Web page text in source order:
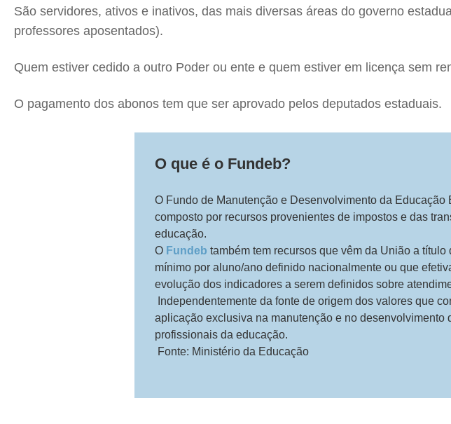
São servidores, ativos e inativos, das mais diversas áreas do governo
professores aposentados).
Quem estiver cedido a outro Poder ou ente e quem estiver em licença sem
O pagamento dos abonos tem que ser aprovado pelos deputados estaduais.
O que é o Fundeb?
O Fundo de Manutenção e Desenvolvimento da
composto por recursos provenientes de impostos e das
educação.
O Fundeb também tem recursos que vêm da União a
mínimo por aluno/ano definido nacionalmente ou que
evolução dos indicadores a serem definidos sobre
Independentemente da fonte de origem dos valores que
aplicação exclusiva na manutenção e no
profissionais da educação.
Fonte: Ministério da Educação